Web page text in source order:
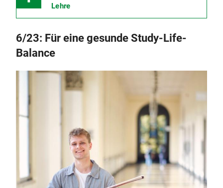
Lehre
6/23: Für eine gesunde Study-Life-
Balance